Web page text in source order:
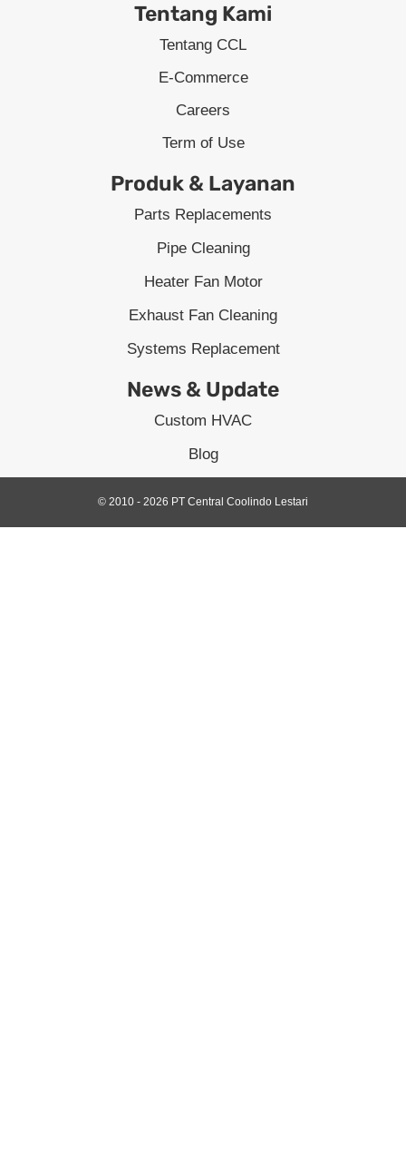
Tentang Kami
Tentang CCL
E-Commerce
Careers
Term of Use
Produk & Layanan
Parts Replacements
Pipe Cleaning
Heater Fan Motor
Exhaust Fan Cleaning
Systems Replacement
News & Update
Custom HVAC
Blog
© 2010 - 2026 PT Central Coolindo Lestari